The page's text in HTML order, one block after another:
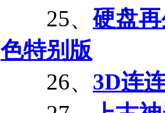
25、 硬盘
色特别版
26、 3D连